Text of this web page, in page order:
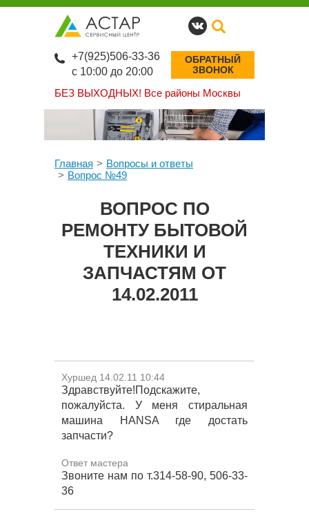
БЕЗ ВЫХОДНЫХ! Все районы Москвы
+7(925)506-33-36
с 10:00 до 20:00
ОБРАТНЫЙ
ЗВОНОК
Главная
Вопросы и ответы
Вопрос №49
ВОПРОС ПО
РЕМОНТУ БЫТОВОЙ
ТЕХНИКИ И
ЗАПЧАСТЯМ ОТ
14.02.2011
Хуршед 14.02.11 10:44
Здравствуйте!Подскажите,
пожалуйста. У меня стиральная
машина HANSA где достать
запчасти?
Ответ мастера
Звоните нам по т.314-58-90, 506-33-
36